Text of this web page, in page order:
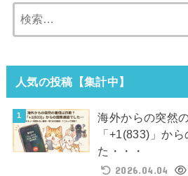
索:
人気の投稿【集計中】
海外からの突然
「+1(833)」か
た・・・
2026.04.04